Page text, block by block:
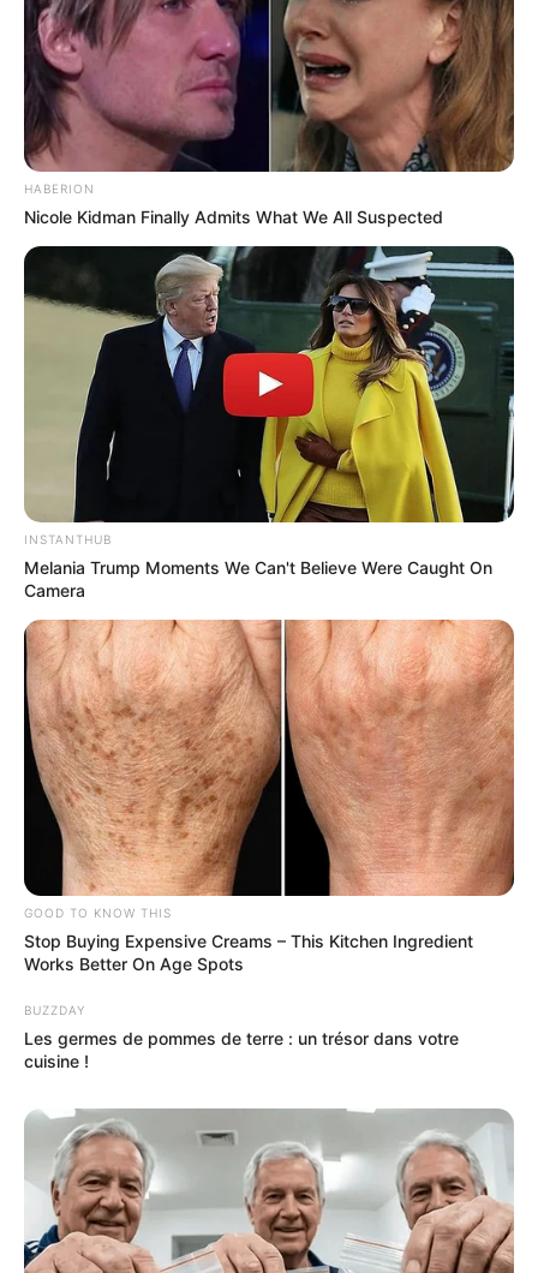
HABERION
Nicole Kidman Finally Admits What We All Suspected
INSTANTHUB
Melania Trump Moments We Can't Believe Were Caught On
Camera
GOOD TO KNOW THIS
Stop Buying Expensive Creams – This Kitchen Ingredient
Works Better On Age Spots
BUZZDAY
Les germes de pommes de terre : un trésor dans votre
cuisine !